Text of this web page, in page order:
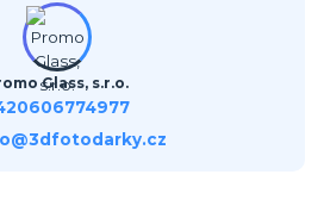
Glass, s.r.o.